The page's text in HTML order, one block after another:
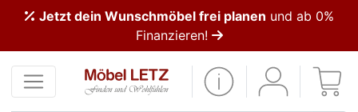
Jetzt dein Wunschmöbel frei planen und ab 0%
Finanzieren!
Kundenmeinungen
Anmelden